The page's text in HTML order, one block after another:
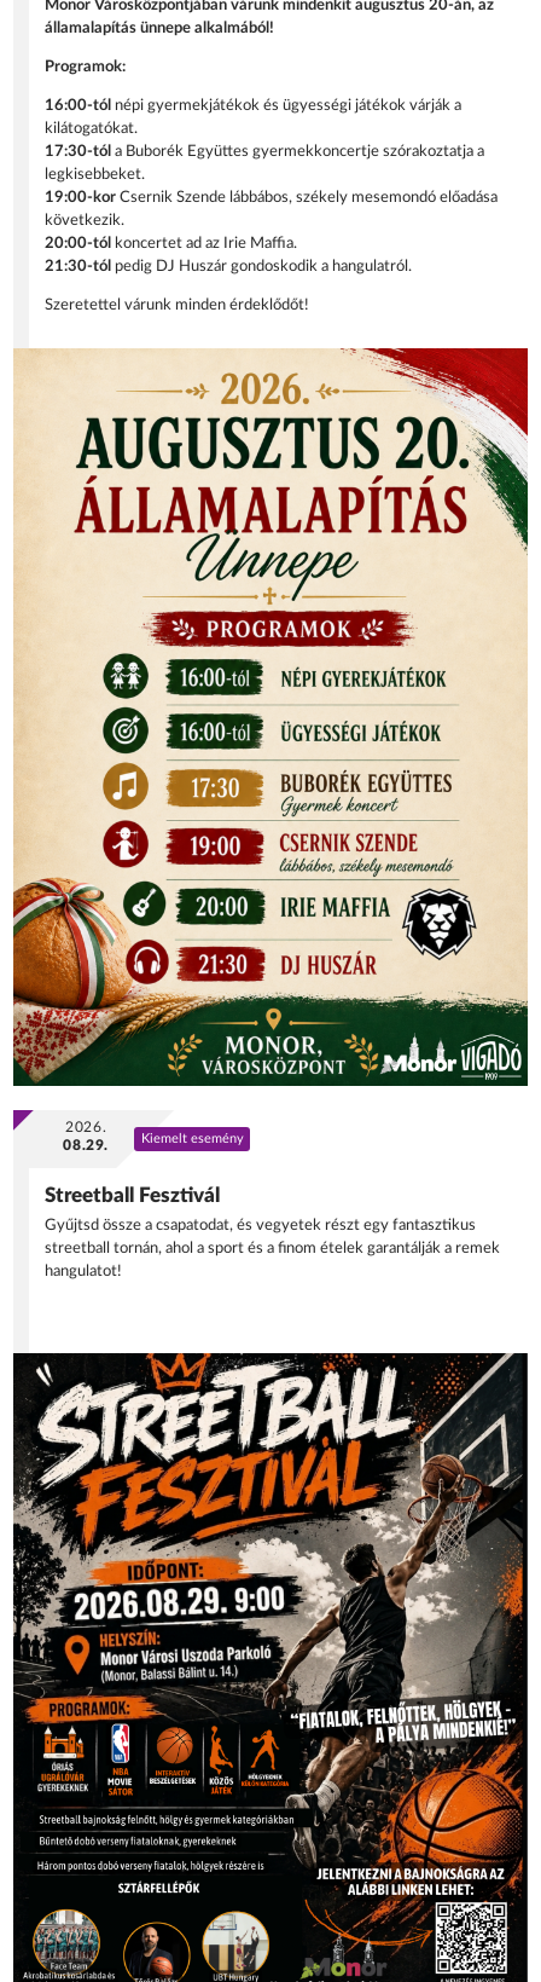
Monor Városközpontjában várunk mindenkit augusztus 20-án, az
államalapítás ünnepe alkalmából!
Programok:
16:00-tól népi gyermekjátékok és ügyességi játékok várják a
kilátogatókat.
17:30-tól a Buborék Együttes gyermekkoncertje szórakoztatja a
legkisebbeket.
19:00-korCsernik Szende lábbábos, székely mesemondó előadása
következik.
20:00-tól
koncertet ad az Irie Maffia.
21:30-tól pedig DJ Huszár gondoskodik a hangulatról.
Szeretettel várunk minden érdeklődőt!
2026.
08.29.
Kiemelt esemény
Streetball Fesztivál
Gyűjtsd össze a csapatodat, és vegyetek részt egy fantasztikus
streetball tornán, ahol a sport és a finom ételek garantálják a remek
hangulatot!